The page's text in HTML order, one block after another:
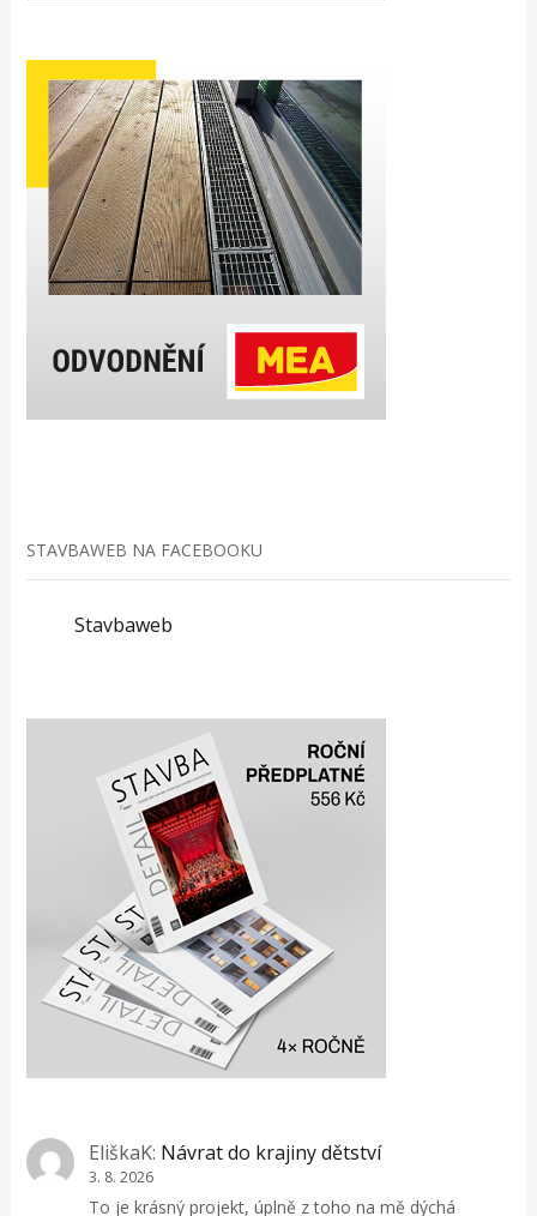
STAVBAWEB NA FACEBOOKU
Stavbaweb
EliškaK: Návrat do krajiny dětství
3. 8. 2026
To je krásný projekt, úplně z toho na mě dýchá